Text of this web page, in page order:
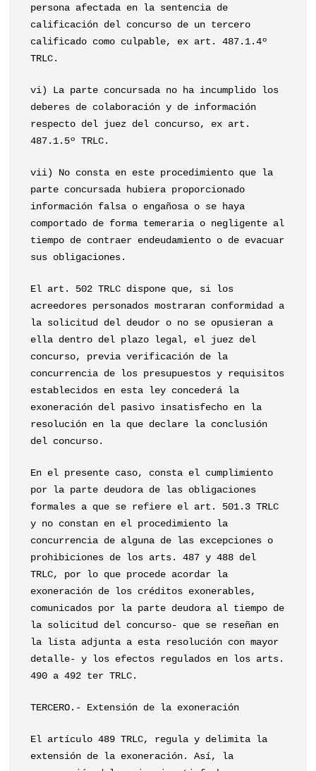
persona afectada en la sentencia de
calificación del concurso de un tercero
calificado como culpable, ex art. 487.1.4º
TRLC.
vi) La parte concursada no ha incumplido los
deberes de colaboración y de información
respecto del juez del concurso, ex art.
487.1.5º TRLC.
vii) No consta en este procedimiento que la
parte concursada hubiera proporcionado
información falsa o engañosa o se haya
comportado de forma temeraria o negligente al
tiempo de contraer endeudamiento o de evacuar
sus obligaciones.
El art. 502 TRLC dispone que, si los
acreedores personados mostraran conformidad a
la solicitud del deudor o no se opusieran a
ella dentro del plazo legal, el juez del
concurso, previa verificación de la
concurrencia de los presupuestos y requisitos
establecidos en esta ley concederá la
exoneración del pasivo insatisfecho en la
resolución en la que declare la conclusión
del concurso.
En el presente caso, consta el cumplimiento
por la parte deudora de las obligaciones
formales a que se refiere el art. 501.3 TRLC
y no constan en el procedimiento la
concurrencia de alguna de las excepciones o
prohibiciones de los arts. 487 y 488 del
TRLC, por lo que procede acordar la
exoneración de los créditos exonerables,
comunicados por la parte deudora al tiempo de
la solicitud del concurso- que se reseñan en
la lista adjunta a esta resolución con mayor
detalle- y los efectos regulados en los arts.
490 a 492 ter TRLC.
TERCERO.- Extensión de la exoneración
El artículo 489 TRLC, regula y delimita la
extensión de la exoneración. Así, la